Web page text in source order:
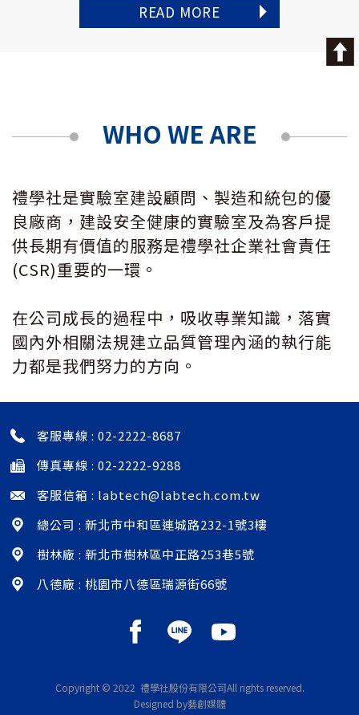
READ MORE
WHO WE ARE
禮學社是實驗室建設顧問、製造和統包的優
良廠商，建設安全健康的實驗室及為客戶提
供長期有價值的服務是禮學社企業社會責任
(CSR)重要的一環。
在公司成長的過程中，吸收專業知識，落實
國內外相關法規建立品質管理內涵的執行能
力都是我們努力的方向。
客服專線 : 02-2222-8687
傳真專線 : 02-2222-9288
客服信箱 : labtech@labtech.com.tw
總公司 : 新北市中和區連城路232-1號3樓
樹林廠 : 新北市樹林區中正路253巷5號
八德廠 : 桃園市八德區瑞源街66號
Copyright © 2022 禮學社股份有限公司All rights reserved.
Designed by藝創媒體